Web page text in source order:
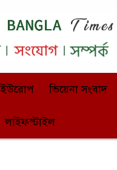
ইউরোপ ভিয়েনা সংবাদ
লাইফস্টাইল